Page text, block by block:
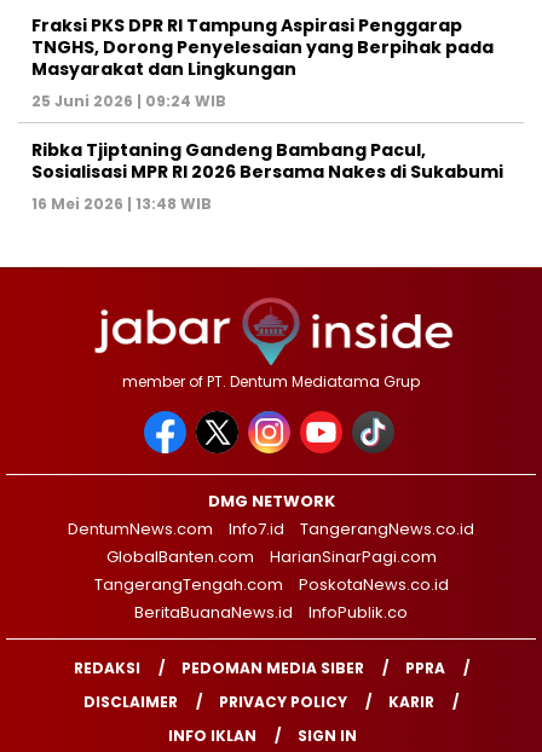
‎Fraksi PKS DPR RI Tampung Aspirasi Penggarap
TNGHS, Dorong Penyelesaian yang Berpihak pada
Masyarakat dan Lingkungan‎
25 Juni 2026 | 09:24 WIB
Ribka Tjiptaning Gandeng Bambang Pacul,
Sosialisasi MPR RI 2026 Bersama Nakes di Sukabumi
16 Mei 2026 | 13:48 WIB
member of PT. Dentum Mediatama Grup
DMG NETWORK
DentumNews.com
Info7.id
TangerangNews.co.id
GlobalBanten.com
HarianSinarPagi.com
TangerangTengah.com
PoskotaNews.co.id
BeritaBuanaNews.id
InfoPublik.co
REDAKSI PEDOMAN MEDIA SIBER
PPRA
DISCLAIMER
PRIVACY POLICY
KARIR
INFO IKLAN
SIGN IN